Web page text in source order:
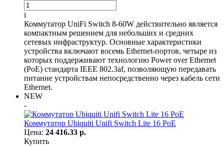
i
Коммутатор UniFi Switch 8-60W действительно является
компактным решением для небольших и средних
сетевых инфраструктур. Основные характеристики
устройства включают восемь Ethernet-портов, четыре из
которых поддерживают технологию Power over Ethernet
(PoE) стандарта IEEE 802.3af, позволяющую передавать
питание устройствам непосредственно через кабель сети
Ethernet.
NEW
-
Коммутатор Ubiquiti Unifi Switch Lite 16 PoE
Цена: 24 416.33 р.
Купить